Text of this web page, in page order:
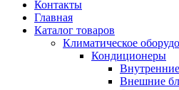
Контакты
Главная
Каталог товаров
Климатическое
Кондиционеры
Внешние